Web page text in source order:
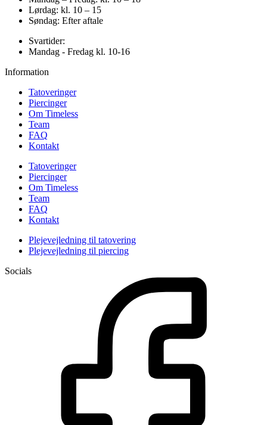
Lørdag: kl. 10 – 15
Søndag: Efter aftale
Svartider:
Mandag - Fredag kl. 10-16
Information
Tatoveringer
Piercinger
Om Timeless
Team
FAQ
Kontakt
Tatoveringer
Piercinger
Om Timeless
Team
FAQ
Kontakt
Plejevejledning til tatovering
Plejevejledning til piercing
Socials